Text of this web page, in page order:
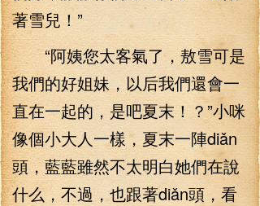
著雪兒！”
“阿姨您太客氣了，敖雪可是
我們的好姐妹，以后我們還會一
直在一起的，是吧夏末！？”小咪
像個小大人一樣，夏末一陣diǎn
頭，藍藍雖然不太明白她們在說
什么，不過，也跟著diǎn頭，看